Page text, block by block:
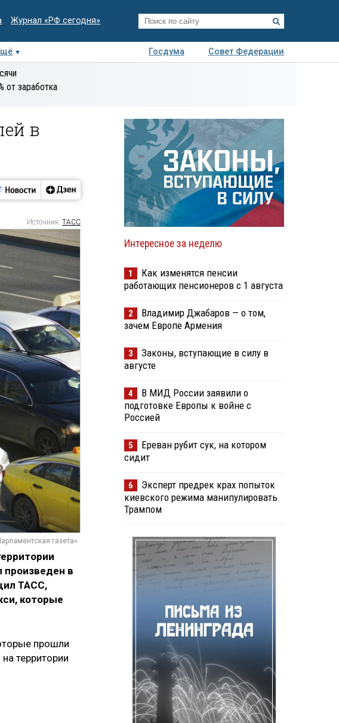
Журнал «РФ сегодня»
Госдума
Совет Федерации
экспертиза
от заработка
в
Источник: ТАСС
газета»
произведен в
ТАСС,
которые
прошли
территории
Интересное за неделю
1
Как изменятся пенсии
работающих пенсионеров с 1 августа
2
Владимир Джабаров — о том,
зачем Европе Армения
3
Законы, вступающие в силу в
августе
4
В МИД России заявили о
подготовке Европы к войне с
Россией
5
Ереван рубит сук, на котором
сидит
6
Эксперт предрек крах попыток
киевского режима манипулировать
Трампом